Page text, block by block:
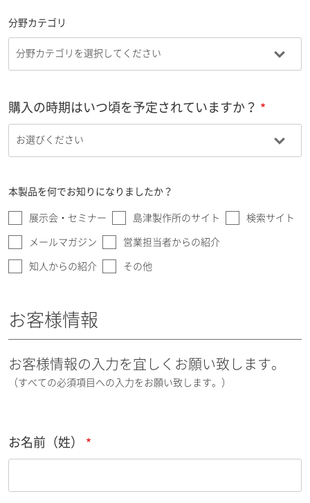
分野カテゴリ
購入の時期はいつ頃を予定されていますか？
本製品を何でお知りになりましたか？
展示会・セミナー 島津製作所のサイト 検索サイト
メールマガジン 営業担当者からの紹介
知人からの紹介 その他
お客様情報
お客様情報の入力を宜しくお願い致します。
（すべての必須項目への入力をお願い致します。）
お名前（姓）